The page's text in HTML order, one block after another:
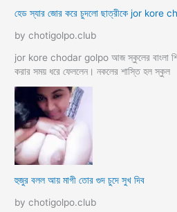
হেড স্যার জোর করে চুদলো ছাত্রীকে jor kore
by chotigolpo.club
jor kore chodar golpo আজ স্কুলের বাংলা
করার সময় ধরে ফেললেন। নকলের শাস্তি হল স্কুল
হুজুর বলল আয় মাগী তোর গুদ চুদে সুখ দিব
by chotigolpo.club